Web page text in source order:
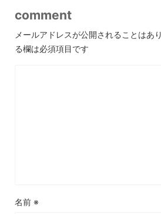
comment
メールアドレスが公開されることはあ
る欄は必須項目です
名前 ※